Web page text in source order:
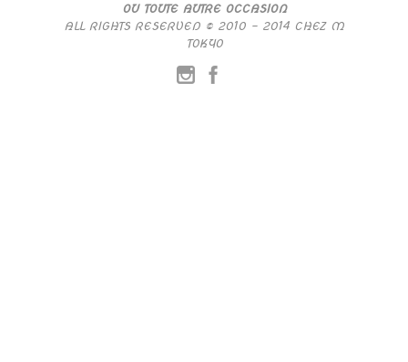
OU TOUTE AUTRE OCCASION
ALL RIGHTS RESERVED © 2010 – 2014 CHEZ M
TOKYO